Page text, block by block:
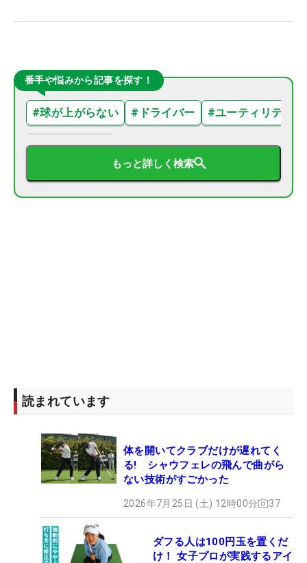
番手や悩みから記事を探す！
#球が上がらない # ドライバー #ユーティリティ
もっと詳しく検索
読まれています
体を開いてクラブだけが遅れてく
る! シャウフェレの飛んで曲がら
ない技術がすごかった
2026年7月25日 (土) 12時00分 37
ダフる人は100円玉を置くだ
け！ 女子プロが実践するアイ